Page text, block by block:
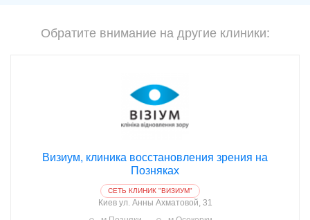
Обратите внимание на другие клиники:
Визиум, клиника восстановления зрения на
Позняках
CЕТЬ КЛИНИК "ВИЗИУМ"
Киев ул. Анны Ахматовой, 31